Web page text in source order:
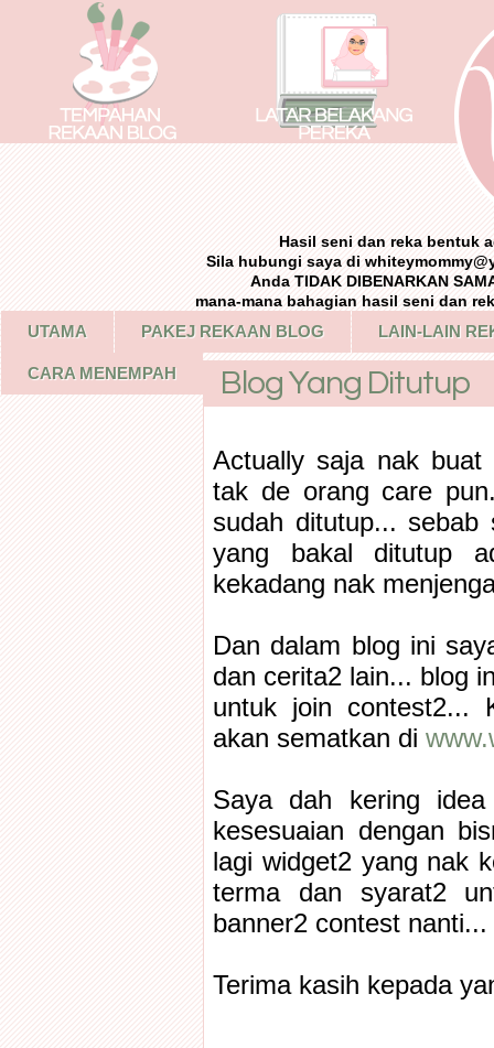
Hasil seni dan reka bentuk
Sila hubungi saya di
Anda TIDAK DIBENARKAN
mana-mana bahagian hasil seni dan
UTAMA PAKEJ REKAAN BLOG LAIN-LAIN
CARA MENEMPAH Blog Yang Ditutup
Actually saja nak buat
tak de orang care
sudah ditutup...
yang bakal ditutup
kekadang nak
Dan dalam blog ini
dan cerita2 lain... blog
untuk join contest2...
akan sematkan di
Saya dah kering
kesesuaian dengan
lagi widget2 yang nak
terma dan syarat2
banner2 contest nanti...
Terima kasih kepada